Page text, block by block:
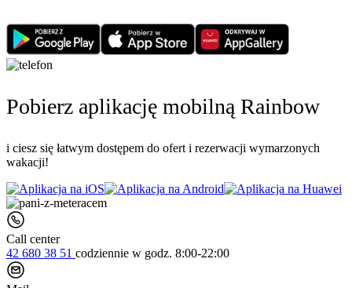
Pobierz aplikację mobilną Rainbow
i ciesz się łatwym dostępem do ofert i rezerwacji wymarzonych
wakacji!
Call center
42 680 38 51 codziennie w godz. 8:00-22:00